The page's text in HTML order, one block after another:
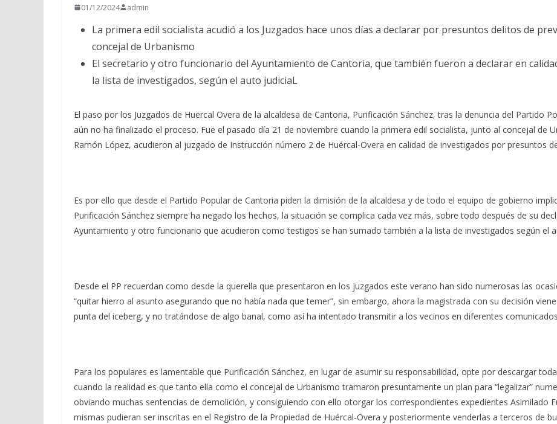
01/12/2024 admin
La primera edil socialista acudió a los Juzgados hace unos días a declarar por presuntos delitos de
concejal de Urbanismo
El secretario y otro funcionario del Ayuntamiento de Cantoria, que también fueron a declarar en
la lista de investigados, según el auto judiciaL
El paso por los Juzgados de Huercal Overa de la alcaldesa de Cantoria, Purificación Sánchez, tras la denuncia del Partido
aún no ha finalizado el proceso. Fue el pasado día 21 de noviembre cuando la primera edil socialista, junto al concejal de
Ramón López, acudieron al juzgado de Instrucción número 2 de Huércal-Overa en calidad de investigados por presuntos
Es por ello que desde el Partido Popular de Cantoria piden la dimisión de la alcaldesa y de todo el equipo de gobierno
Purificación Sánchez siempre ha negado los hechos, la situación se complica cada vez más, sobre todo después de su
Ayuntamiento y otro funcionario que acudieron como testigos se han sumado también a la lista de investigados según el
Desde el PP recuerdan como desde la querella que presentaron en los juzgados este verano han sido numerosas las
“quitar hierro al asunto asegurando que no había nada que temer”, sin embargo, ahora la magistrada con su decisión
punta del iceberg, y no tratándose de algo banal, como así ha intentado transmitir a los vecinos en diferentes
Para los populares es lamentable que Purificación Sánchez, en lugar de asumir su responsabilidad, opte por descargar
cuando la realidad es que tanto ella como el concejal de Urbanismo tramaron presuntamente un plan para “legalizar”
obviando muchas sentencias de demolición, y consiguiendo con ello otorgar los correspondientes expedientes Asimilado
mismas pudieran ser inscritas en el Registro de la Propiedad de Huércal-Overa y posteriormente venderlas a terceros de